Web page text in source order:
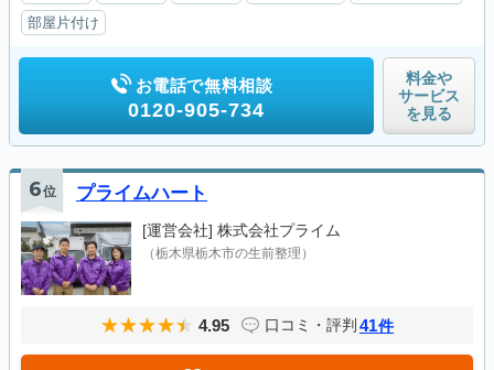
部屋片付け
お電話で無料相談
0120-905-734
料金や
サービス
を見る
6位 プライムハート
[運営会社] 株式会社プライム
（栃木県栃木市の生前整理）
4.95 口コミ・評判 41件